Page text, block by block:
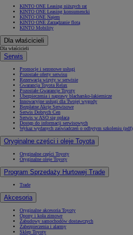
KINTO ONE Leasing niższych rat
KINTO ONE Leasing konsumencki
KINTO ONE Najem
KINTO ONE Zarządzanie flotą
KINTO Mobility
Dla właścicieli
Dla właścicieli
Serwis
Promocje i sezonowe usługi
Pozostałe oferty serwisu
Rezerwacja wizyty w serwisie
Gwarancja Toyota Relax
Pozostałe Gwarancje Toyoty
Ubezpieczenia i naprawy blacharsko-lakiernicze
Innowacyjne usługi dla Twojej wygody
Bezpłatne Akcje Serwisowe
Serwis Dobrych Cen
Serwis w ASO się opłaca
Dostęp do informacji serwisowych
Wykaz wydanych zaświadczeń o odbytym szkoleniu (pdf)
Oryginalne części i oleje Toyota
Oryginalne części Toyoty
Oryginalne oleje Toyoty
Program Sprzedaży Hurtowej Trade
Trade
Akcesoria
Oryginalne akcesoria Toyoty
Opony i koła zimowe
Zabudowy samochodów dostawczych
Zabezpieczenia i alarmy
Sklep Toyoty